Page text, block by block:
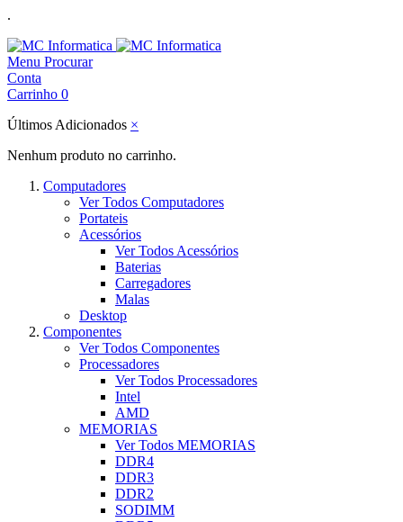
.
Menu Procurar
Conta
Carrinho 0
Últimos Adicionados ×
Nenhum produto no carrinho.
Computadores
Ver Todos Computadores
Portateis
Acessórios
Ver Todos Acessórios
Baterias
Carregadores
Malas
Desktop
Componentes
Ver Todos Componentes
Processadores
Ver Todos Processadores
Intel
AMD
MEMORIAS
Ver Todos MEMORIAS
DDR4
DDR3
DDR2
SODIMM